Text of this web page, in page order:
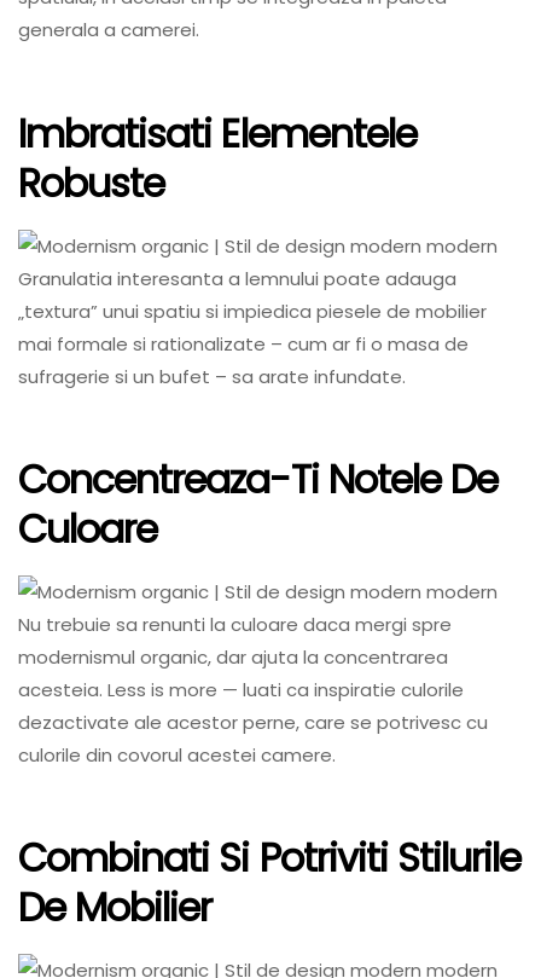
generala a camerei.
Imbratisati Elementele
Robuste
Granulatia interesanta a lemnului poate adauga
„textura” unui spatiu si impiedica piesele de mobilier
mai formale si rationalizate – cum ar fi o masa de
sufragerie si un bufet – sa arate infundate.
Concentreaza-Ti Notele De
Culoare
Nu trebuie sa renunti la culoare daca mergi spre
modernismul organic, dar ajuta la concentrarea
acesteia. Less is more — luati ca inspiratie culorile
dezactivate ale acestor perne, care se potrivesc cu
culorile din covorul acestei camere.
Combinati Si Potriviti Stilurile
De Mobilier